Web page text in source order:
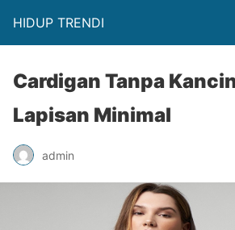
HIDUP TRENDI
Cardigan Tanpa
Lapisan Minimal
admin